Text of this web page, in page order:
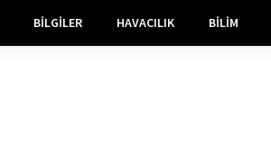
BILGILER HAVACILIK BILIM